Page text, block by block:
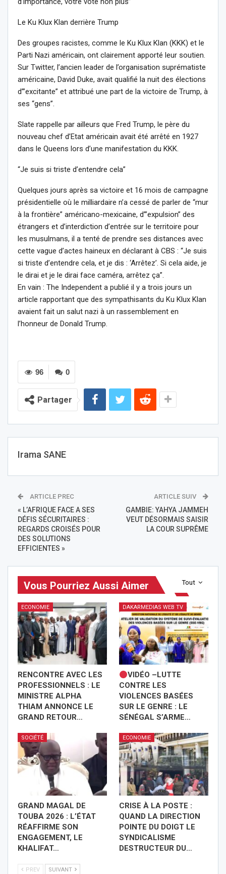
Le Ku Klux Klan derrière Trump
Des groupes racistes, comme le Ku Klux Klan (KKK) et le
Parti Nazi américain, ont clairement apporté leur soutien.
Sur Twitter, l’ancien leader de l’organisation suprématiste
américaine, David Duke, avait qualifié la nuit des élections
d’”excitante” et attribué une part de la victoire de Trump, à
ses “gens”.
Slate rappelle par ailleurs que Fred Trump, le père du
nouveau chef d’Etat américain avait été arrêté en 1927
dans le Queens lors d’une manifestation du KKK.
“Je suis si triste d’entendre cela”
Quelques jours après sa victoire et 16 mois de campagne
présidentielle où le milliardaire n’a cessé de parler de “mur
à la frontière” américano-mexicaine, d’”expulsion” des
étrangers et d’interdiction d’entrée sur le territoire pour
les musulmans, il a tenté de prendre ses distances avec
cette vague d’actes haineux en déclarant à CBS : “Je suis
si triste d’entendre cela, et je dis : ‘Arrêtez’. Si cela aide, je
le dirai et je le dirai face caméra, arrêtez ça”.
En vain : The Independent a publié il y a trois jours un
article rapportant que des sympathisants du Ku Klux Klan
avaient fait un salut nazi à un rassemblement en
l’honneur de Donald Trump.
0
96
Partager
Irama SANE
ARTICLE PREC
« L’AFRIQUE FACE A SES
DÉFIS SÉCURITAIRES :
REGARDS CROISÉS POUR
DES SOLUTIONS
EFFICIENTES »
ARTICLE SUIV
GAMBIE: YAHYA JAMMEH
VEUT DÉSORMAIS SAISIR
LA COUR SUPRÊME
Tout
Vous Pourriez Aussi Aimer
ECONOMIE
RENCONTRE AVEC LES
PROFESSIONNELS : LE
MINISTRE ALPHA
THIAM ANNONCE LE
GRAND RETOUR…
DAKARMEDIAS WEB TV
VIDÉO –LUTTE
CONTRE LES
VIOLENCES BASÉES
SUR LE GENRE : LE
SÉNÉGAL S’ARME…
SOCIÉTÉ
GRAND MAGAL DE
TOUBA 2026 : L’ÉTAT
RÉAFFIRME SON
ENGAGEMENT, LE
KHALIFAT…
ECONOMIE
CRISE À LA POSTE :
QUAND LA DIRECTION
POINTE DU DOIGT LE
SYNDICALISME
DESTRUCTEUR DU…
PREV SUIVANT